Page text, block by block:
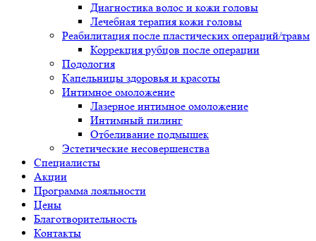
Диагностика волос и кожи головы
Лечебная терапия кожи головы
Реабилитация после пластических операций/травм
Коррекция рубцов после операции
Подология
Капельницы здоровья и красоты
Интимное омоложение
Лазерное интимное омоложение
Интимный пилинг
Отбеливание подмышек
Эстетические несовершенства
Специалисты
Акции
Программа лояльности
Цены
Благотворительность
Контакты